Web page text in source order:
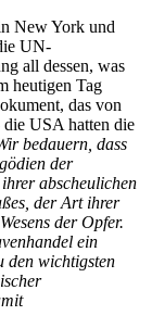
New York und
UN-
all dessen, was
heutigen Tag
das von
die USA hatten die
bedauern, dass
der
abscheulichen
der Art ihrer
der Opfer.
ein
den wichtigsten